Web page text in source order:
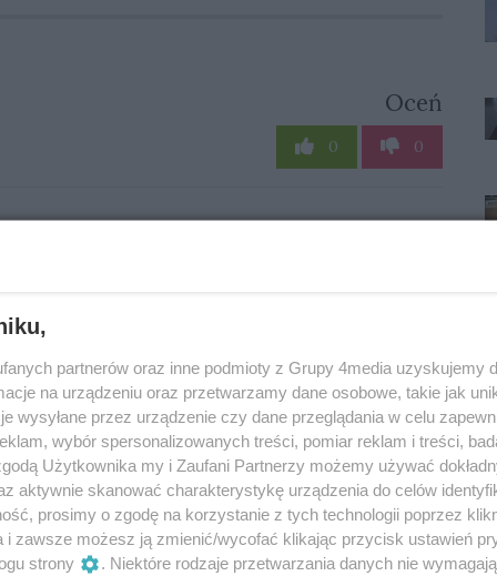
Oceń
0 0
klubem,
finansowanie
Znany influencer pojawił
się w Gorzowie. Jego
wizyta nie przeszła bez
echa
partnerów oraz inne podmioty z Grupy 4media uzyskujemy
na urządzeniu oraz przetwarzamy dane osobowe, takie jak
wysyłane przez urządzenie czy dane przeglądania w celu
wybór spersonalizowanych treści, pomiar reklam i treści,
Użytkownika my i Zaufani Partnerzy możemy używać
aktywnie skanować charakterystykę urządzenia do celów
prosimy o zgodę na korzystanie z tych technologii poprzez
i zawsze możesz ją zmienić/wycofać klikając przycisk ustawień
strony
. Niektóre rodzaje przetwarzania danych nie